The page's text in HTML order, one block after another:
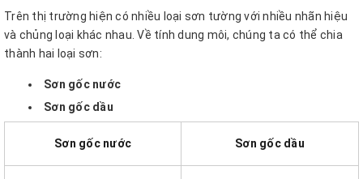
Trên thị trường hiện có nhiều loại sơn tường với nhiều nhãn hiệu
và chủng loại khác nhau. Về tính dung môi, chúng ta có thể chia
thành hai loại sơn:
Sơn gốc nước
Sơn gốc dầu
Sơn gốc nước Sơn gốc dầu